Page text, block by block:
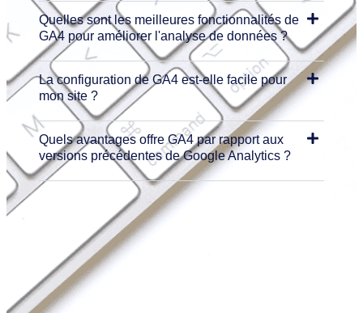
Quelles sont les meilleures fonctionnalités de
GA4 pour améliorer l'analyse de données ?
La configuration de GA4 est-elle facile pour
mon site ?
Quels avantages offre GA4 par rapport aux
versions précédentes de Google Analytics ?